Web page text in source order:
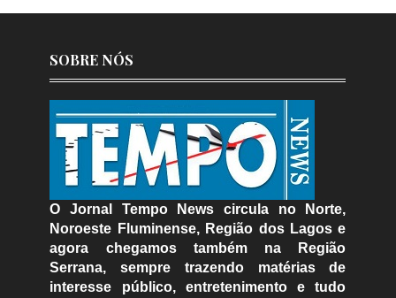
SOBRE NÓS
O Jornal Tempo News circula no Norte,
Noroeste Fluminense, Região dos Lagos e
agora chegamos também na Região
Serrana, sempre trazendo matérias de
interesse público, entretenimento e tudo